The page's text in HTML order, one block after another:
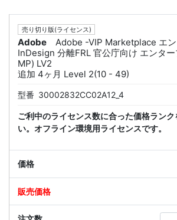
売り切り版(ライセンス)
Adobe
Adobe -VIP Marketplace エ
InDesign 分離FRL 官公庁向け エンタ
MP) LV2
追加 4ヶ月 Level 2(10 - 49)
型番 30002832CC02A12_4
ご利中のライセンス数に合った価格ランク
い。オフライン環境用ライセンスです。